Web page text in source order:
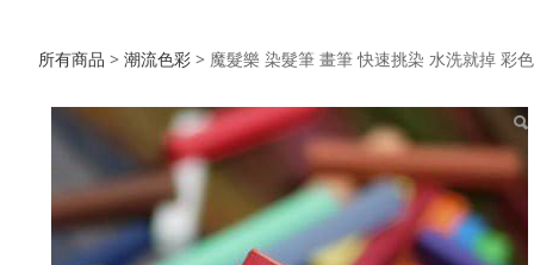
魔髮樂 染髮筆 畫筆
所有商品 > 潮流色彩 > 魔髮樂 染髮筆 畫筆 快速挑染 水洗就掉 彩